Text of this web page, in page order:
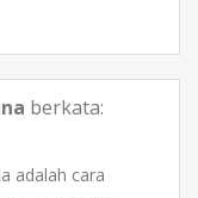
berkata:
adalah cara